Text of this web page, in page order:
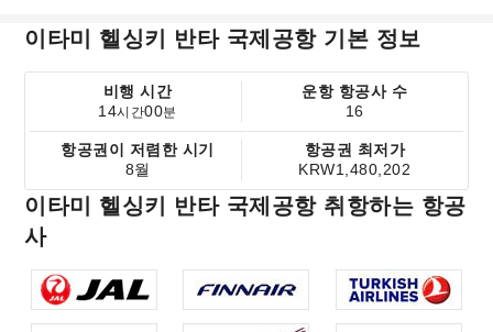
이타미 헬싱키 반타 국제공항 기본 정보
비행 시간
14시간00분
운항 항공사 수
16
항공권이 저렴한 시기
8월
항공권 최저가
KRW1,480,202
이타미 헬싱키 반타 국제공항 취항하는 항공
사